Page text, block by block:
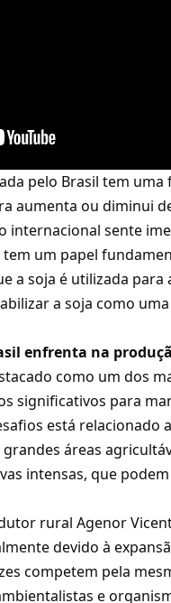
pelo Brasil tem
aumenta ou diminui
internacional sente
um papel
a soja é utilizada
a soja como
enfrenta na
como um dos
significativos para
está relacionado
áreas
intensas, que
rural Agenor
devido à
competem pela
e